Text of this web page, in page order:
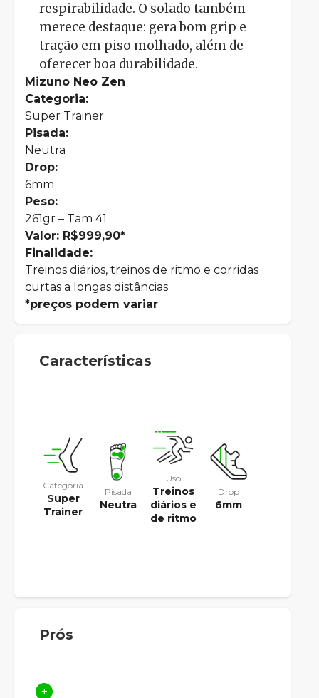
respirabilidade. O solado também
merece destaque: gera bom grip e
tração em piso molhado, além de
oferecer boa durabilidade.
Mizuno Neo Zen
Categoria:
Super Trainer
Pisada:
Neutra
Drop:
6mm
Peso:
261gr – Tam 41
Valor: R$999,90*
Finalidade:
Treinos diários, treinos de ritmo e corridas
curtas a longas distâncias
*preços podem variar
Características
Categoria
Super
Trainer
Pisada
Neutra
Uso
Treinos
diários e
de ritmo
Drop
6mm
Prós
+